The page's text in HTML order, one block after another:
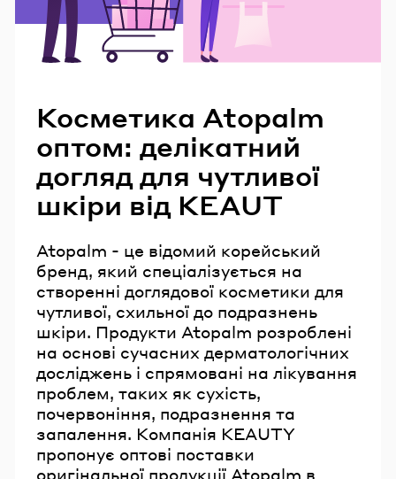
Косметика Atopalm
оптом: делікатний
догляд для чутливої
шкіри від KEAUT
Atopalm - це відомий корейський
бренд, який спеціалізується на
створенні доглядової косметики для
чутливої, схильної до подразнень
шкіри. Продукти Atopalm розроблені
на основі сучасних дерматологічних
досліджень і спрямовані на лікування
проблем, таких як сухість,
почервоніння, подразнення та
запалення. Компанія KEAUTY
пропонує оптові поставки
оригінальної продукції Atopalm в